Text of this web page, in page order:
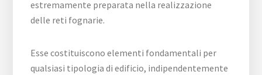
estremamente preparata nella realizzazione
delle reti fognarie.
Esse costituiscono elementi fondamentali per
qualsiasi tipologia di edificio, indipendentemente